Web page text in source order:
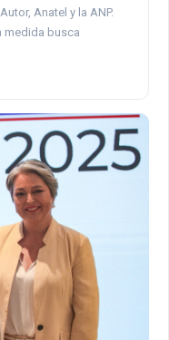
Anatel y la ANP.
medida busca